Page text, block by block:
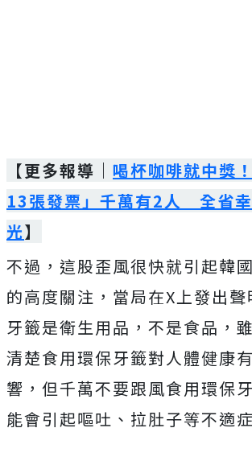
【更多報導｜ 喝杯咖啡就中獎
13張發票」千萬有2人 全省
光】
不過，這股歪風很快就引起韓
的高度關注，當局在X上發出
牙籤是衛生用品，不是食品，
清楚食用環保牙籤對人體健康
響，但千萬不要跟風食用環保
能會引起嘔吐、拉肚子等不適